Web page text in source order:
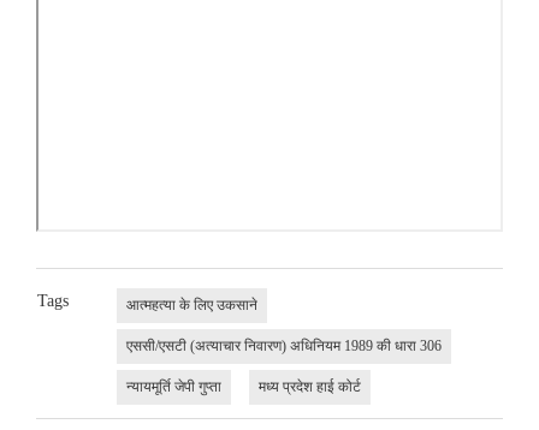
Tags आत्महत्या के लिए उकसाने
एससी/एसटी (अत्याचार निवारण) अधिनियम 1989 की धारा 306
न्यायमूर्ति जेपी गुप्ता मध्य प्रदेश हाई कोर्ट